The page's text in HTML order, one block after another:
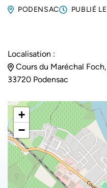
PODENSAC
PUBLIÉ LE
Localisation :
Cours du Maréchal Foch,
33720 Podensac
+
−